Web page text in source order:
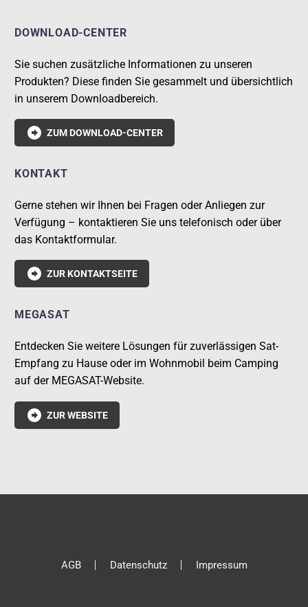
DOWNLOAD-CENTER
Sie suchen zusätzliche Informationen zu unseren
Produkten? Diese finden Sie gesammelt und übersichtlich
in unserem Downloadbereich.
 ZUM DOWNLOAD-CENTER
KONTAKT
Gerne stehen wir Ihnen bei Fragen oder Anliegen zur
Verfügung – kontaktieren Sie uns telefonisch oder über
das Kontaktformular.
 ZUR KONTAKTSEITE
MEGASAT
Entdecken Sie weitere Lösungen für zuverlässigen Sat-
Empfang zu Hause oder im Wohnmobil beim Camping
auf der MEGASAT-Website.
 ZUR WEBSITE
AGB Datenschutz Impressum